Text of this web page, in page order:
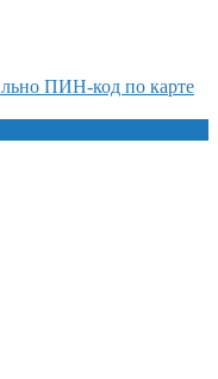
ПИН-код по карте